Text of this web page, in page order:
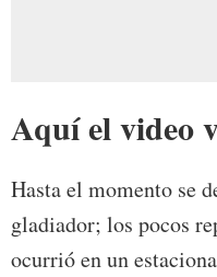
Aquí el video
Hasta el momento se
gladiador; los pocos
ocurrió en un